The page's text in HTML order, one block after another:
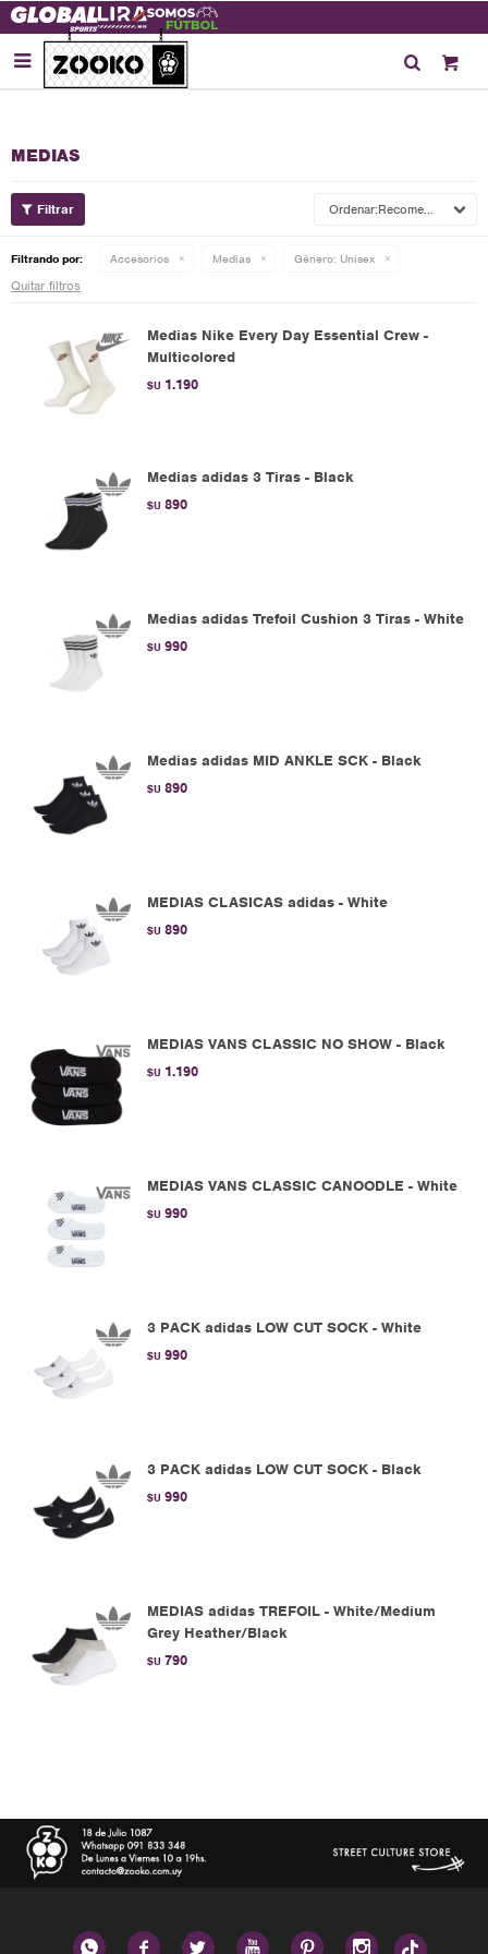

MEDIAS
Recomendados
Filtrando por: Accesorios Medias Género: Unisex
Quitar filtros
Medias Nike Every Day Essential Crew -
Multicolored
$U 1.190
Medias adidas 3 Tiras - Black
$U 890
Medias adidas Trefoil Cushion 3 Tiras - White
$U 990
Medias adidas MID ANKLE SCK - Black
$U 890
MEDIAS CLASICAS adidas - White
$U 890
MEDIAS VANS CLASSIC NO SHOW - Black
$U 1.190
MEDIAS VANS CLASSIC CANOODLE - White
$U 990
3 PACK adidas LOW CUT SOCK - White
$U 990
3 PACK adidas LOW CUT SOCK - Black
$U 990
MEDIAS adidas TREFOIL - White/Medium
Grey Heather/Black
$U 790
     